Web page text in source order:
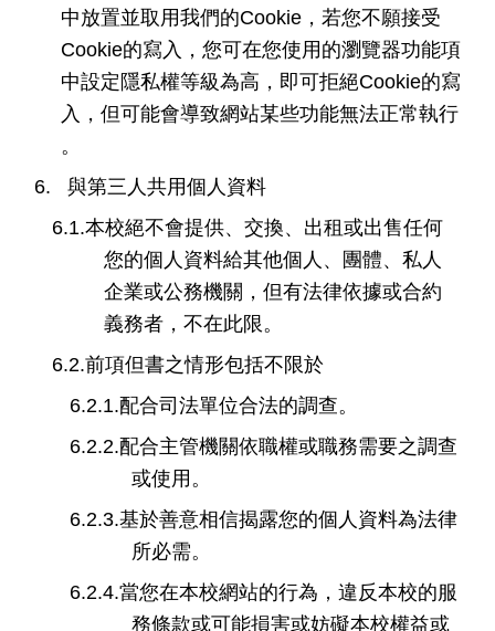
中放置並取用我們的Cookie ，若您不願接受
Cookie的寫入，您可在您使用的瀏覽器功能項
中設定隱私權等級為高，即可拒絕Cookie的寫
入，但可能會導致網站某些功能無法正常執行
。
6. 與第三人共用個人資料
6.1.本校絕不會提供、交換、出租或出售任何
您的個人資料給其他個人、團體、私人
企業或公務機關，但有法律依據或合約
義務者，不在此限。
6.2.前項但書之情形包括不限於
6.2.1.配合司法單位合法的調查。
6.2.2.配合主管機關依職權或職務需要之調查
或使用。
6.2.3.基於善意相信揭露您的個人資料為法律
所必需。
6.2.4.當您在本校網站的行為，違反本校的服
務條款或可能損害或妨礙本校權益或